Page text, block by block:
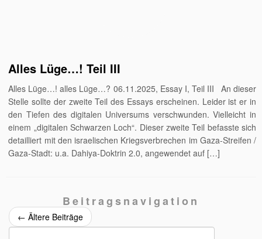
Alles Lüge…! Teil III
Alles Lüge…! alles Lüge…? 06.11.2025, Essay I, Teil III An dieser
Stelle sollte der zweite Teil des Essays erscheinen. Leider ist er in
den Tiefen des digitalen Universums verschwunden. Vielleicht in
einem „digitalen Schwarzen Loch“. Dieser zweite Teil befasste sich
detailliert mit den israelischen Kriegsverbrechen im Gaza-Streifen /
Gaza-Stadt: u.a. Dahiya-Doktrin 2.0, angewendet auf […]
Beitragsnavigation
← Ältere Beiträge